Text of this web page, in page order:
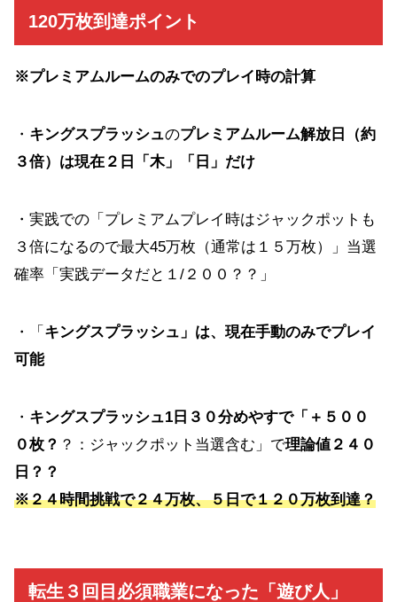
120万枚到達ポイント
※プレミアムルームのみでのプレイ時の計算
・ キングスプラッシュのプレミアムルーム解放日（約
３倍）は現在２日「木」「日」だけ
・実践での「プレミアムプレイ時はジャックポットも
３倍になるので最大45万枚（通常は１５万枚）」当選
確率「実践データだと１/２００？？」
・「 キングスプラッシュ」は、現在手動のみでプレイ
可能
・ キングスプラッシュ1日３０分めやすで「＋５００
０枚？ ？：ジャックポット当選含む」で理論値２４０
日？？
※２４時間挑戦で２４万枚、５日で１２０万枚到達？
転生３回目必須職業になった「遊び人」